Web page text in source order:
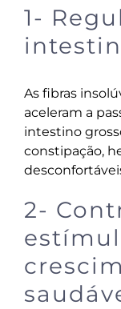
1-
As fibras
aceleram a
intestino
constipação,
2-